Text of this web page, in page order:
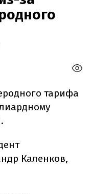
тарифа
Каленков,